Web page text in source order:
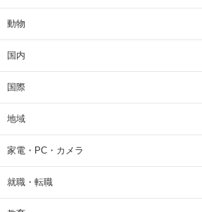
動物
国内
国際
地域
家電・PC・カメラ
就職・転職